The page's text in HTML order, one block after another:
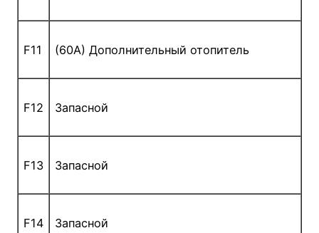
F11 (60A) Дополнительный отопитель
F12 Запасной
F13 Запасной
F14 Запасной